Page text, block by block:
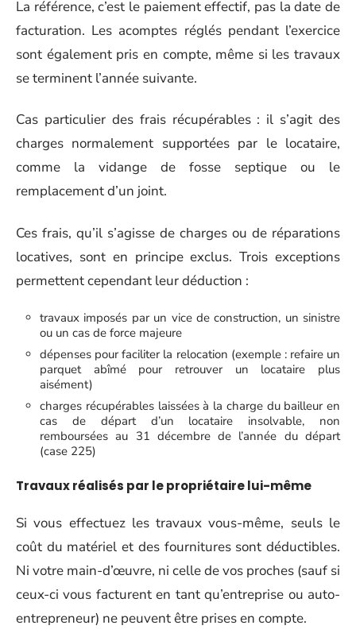
La référence, c’est le paiement effectif, pas la date de
facturation. Les acomptes réglés pendant l’exercice
sont également pris en compte, même si les travaux
se terminent l’année suivante.
Cas particulier des frais récupérables : il s’agit des
charges normalement supportées par le locataire,
comme la vidange de fosse septique ou le
remplacement d’un joint.
Ces frais, qu’il s’agisse de charges ou de réparations
locatives, sont en principe exclus. Trois exceptions
permettent cependant leur déduction :
travaux imposés par un vice de construction, un sinistre
ou un cas de force majeure
dépenses pour faciliter la relocation (exemple : refaire un
parquet abîmé pour retrouver un locataire plus
aisément)
charges récupérables laissées à la charge du bailleur en
cas de départ d’un locataire insolvable, non
remboursées au 31 décembre de l’année du départ
(case 225)
Travaux réalisés par le propriétaire lui-même
Si vous effectuez les travaux vous-même, seuls le
coût du matériel et des fournitures sont déductibles.
Ni votre main-d’œuvre, ni celle de vos proches (sauf si
ceux-ci vous facturent en tant qu’entreprise ou auto-
entrepreneur) ne peuvent être prises en compte.